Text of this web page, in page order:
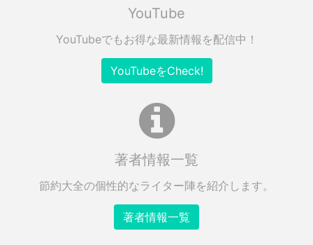
YouTube
YouTubeでもお得な最新情報を配信中！
YouTubeをCheck!
著者情報一覧
節約大全の個性的なライター陣を紹介します。
著者情報一覧